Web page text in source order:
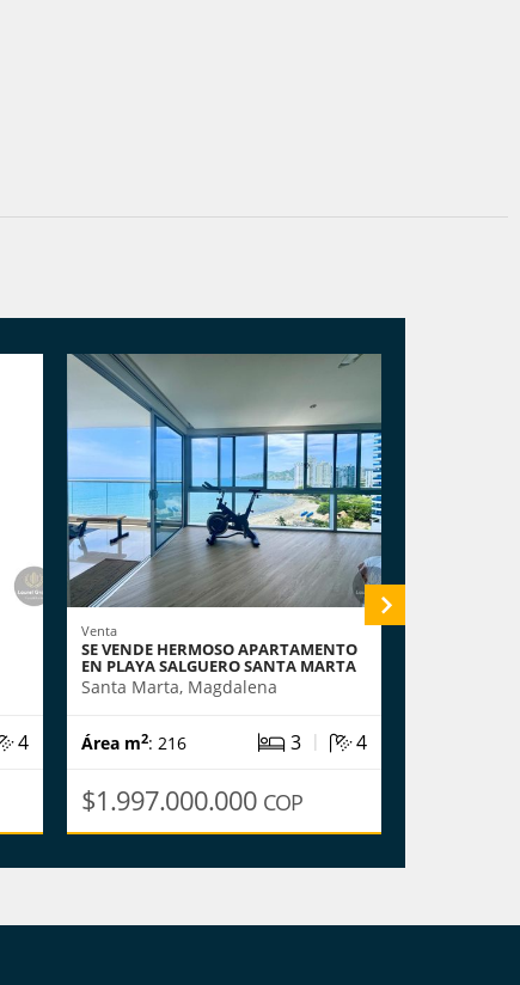
4
Venta
SE VENDE HERMOSO APARTAMENTO
EN PLAYA SALGUERO SANTA MARTA
Santa Marta, Magdalena
Área m2: 216 3 | 4
$1.997.000.000 COP